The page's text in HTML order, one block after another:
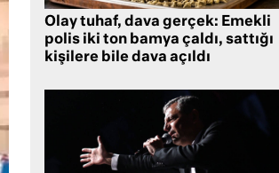
Olay tuhaf, dava gerçek: Emekli
polis iki ton bamya çaldı, sattığı
kişilere bile dava açıldı